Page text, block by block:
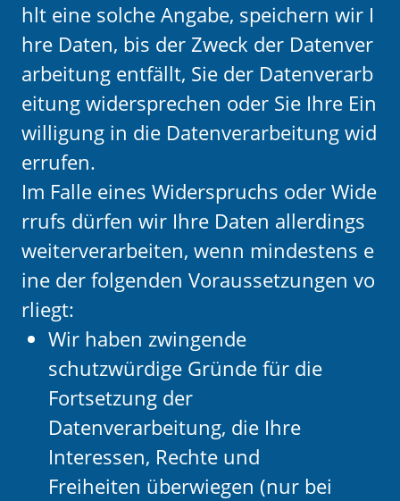
hlt eine solche Angabe, speichern wir I
hre Daten, bis der Zweck der Datenver
arbeitung entfällt, Sie der Datenverarb
eitung widersprechen oder Sie Ihre Ein
willigung in die Datenverarbeitung wid
errufen.
Im Falle eines Widerspruchs oder Wide
rrufs dürfen wir Ihre Daten allerdings
weiterverarbeiten, wenn mindestens e
ine der folgenden Voraussetzungen vo
rliegt:
Wir haben zwingende
schutzwürdige Gründe für die
Fortsetzung der
Datenverarbeitung, die Ihre
Interessen, Rechte und
Freiheiten überwiegen (nur bei